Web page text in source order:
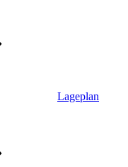
Lageplan